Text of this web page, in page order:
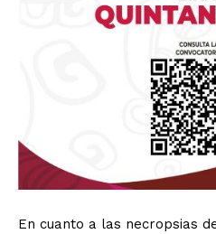
En cuanto a las necropsias